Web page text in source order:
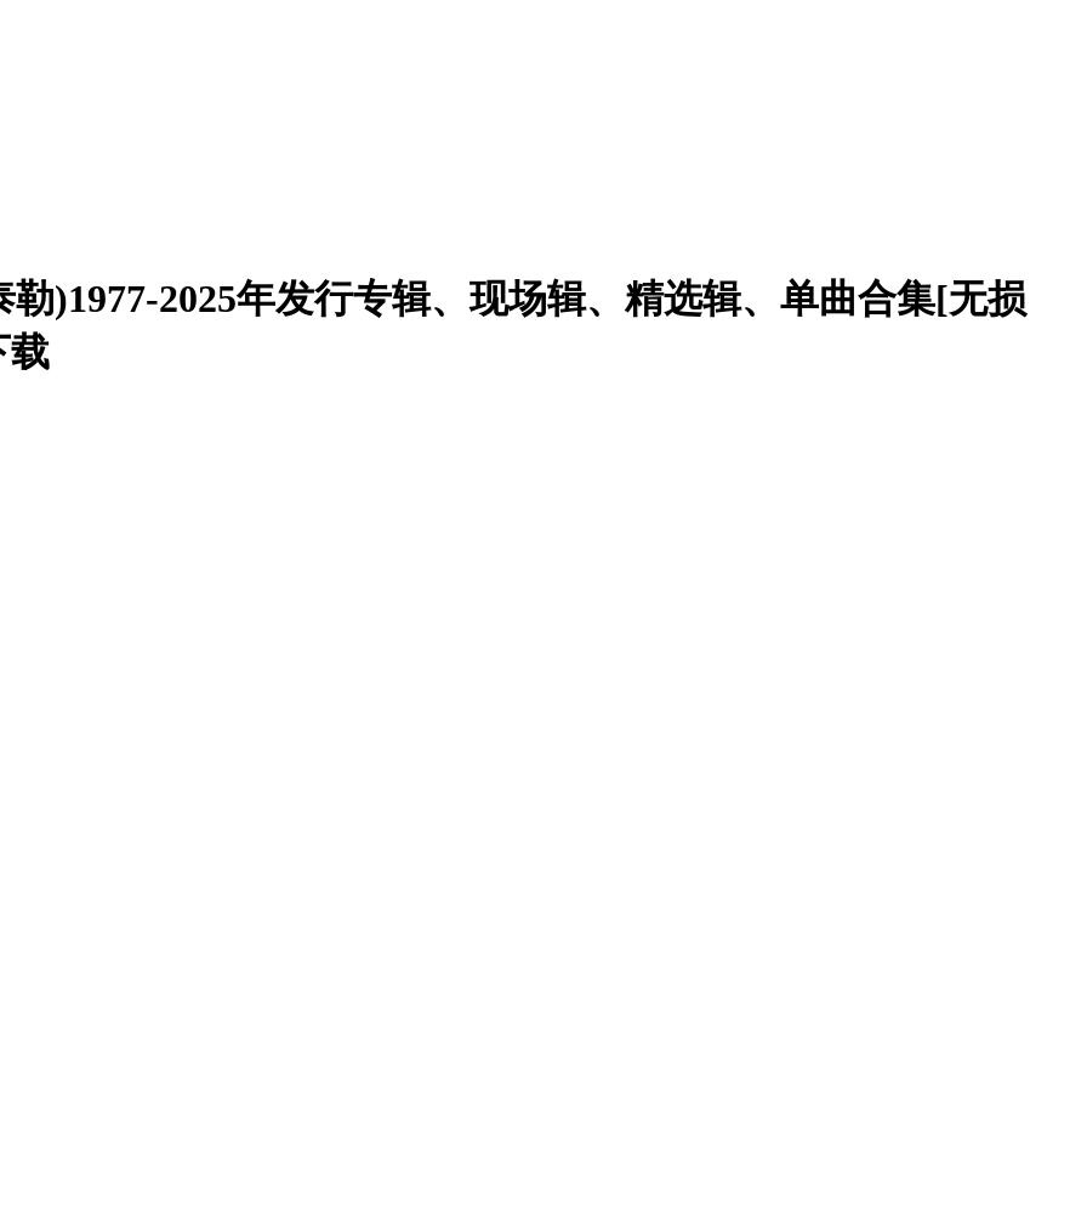
)1977-2025年发行专辑、现场辑、精选辑、单曲合集[无损
载